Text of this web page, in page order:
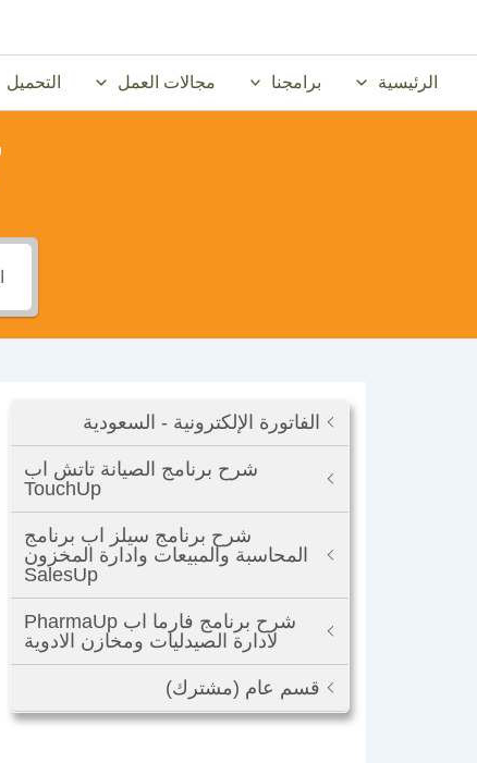
الرئيسية برامجنا مجالات العمل التحميل
الفاتورة الإلكترونية - السعودية
شرح برنامج الصيانة تاتش اب
TouchUp
شرح برنامج سيلز اب برنامج
المحاسبة والمبيعات وادارة المخزون
SalesUp
شرح برنامج فارما اب PharmaUp
لادارة الصيدليات ومخازن الادوية
قسم عام (مشترك)